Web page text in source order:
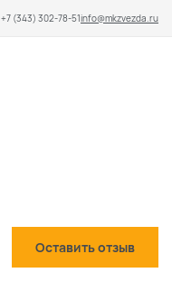
+7 (343) 302-78-51info@mkzvezda.ru
Оставить отзыв